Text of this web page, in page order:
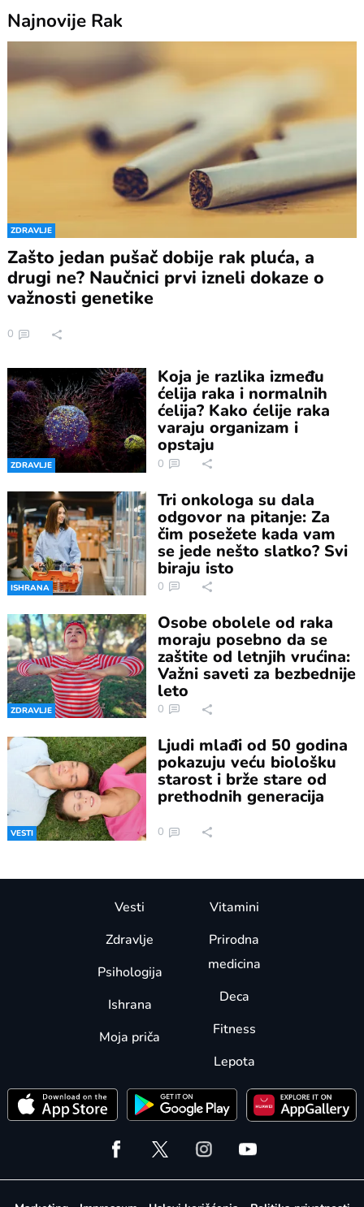
Najnovije Rak
ZDRAVLJE
Zašto jedan pušač dobije rak pluća, a
drugi ne? Naučnici prvi izneli dokaze o
važnosti genetike
0
ZDRAVLJE
Koja je razlika između
ćelija raka i normalnih
ćelija? Kako ćelije raka
varaju organizam i
opstaju
0
ISHRANA
Tri onkologa su dala
odgovor na pitanje: Za
čim posežete kada vam
se jede nešto slatko? Svi
biraju isto
0
ZDRAVLJE
Osobe obolele od raka
moraju posebno da se
zaštite od letnjih vrućina:
Važni saveti za bezbednije
leto
0
VESTI
Ljudi mlađi od 50 godina
pokazuju veću biološku
starost i brže stare od
prethodnih generacija
0
Vesti
Zdravlje
Psihologija
Ishrana
Moja priča
Vitamini
Prirodna
medicina
Deca
Fitness
Lepota